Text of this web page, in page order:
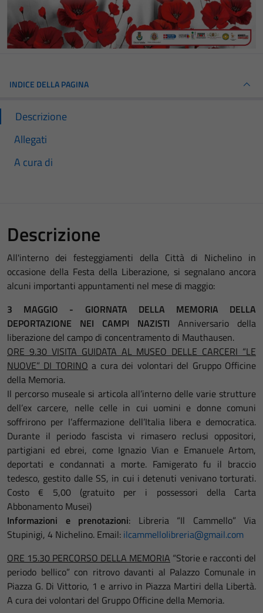
INDICE DELLA PAGINA
Descrizione
Allegati
A cura di
Descrizione
All'interno dei festeggiamenti della Città di Nichelino in
occasione della Festa della Liberazione, si segnalano ancora
alcuni importanti appuntamenti nel mese di maggio:
3 MAGGIO - GIORNATA DELLA MEMORIA DELLA
DEPORTAZIONE NEI CAMPI NAZISTI Anniversario della
liberazione del campo di concentramento di Mauthausen.
ORE 9.30 VISITA GUIDATA AL MUSEO DELLE CARCERI “LE
NUOVE” DI TORINO a cura dei volontari del Gruppo Officine
della Memoria.
Il percorso museale si articola all’interno delle varie strutture
dell’ex carcere, nelle celle in cui uomini e donne comuni
soffrirono per l’affermazione dell’Italia libera e democratica.
Durante il periodo fascista vi rimasero reclusi oppositori,
partigiani ed ebrei, come Ignazio Vian e Emanuele Artom,
deportati e condannati a morte. Famigerato fu il braccio
tedesco, gestito dalle SS, in cui i detenuti venivano torturati.
Costo € 5,00 (gratuito per i possessori della Carta
Abbonamento Musei)
Informazioni e prenotazioni: Libreria “Il Cammello” Via
Stupinigi, 4 Nichelino. Email: ilcammellolibreria@gmail.com
ORE 15.30 PERCORSO DELLA MEMORIA “Storie e racconti del
periodo bellico” con ritrovo davanti al Palazzo Comunale in
Piazza G. Di Vittorio, 1 e arrivo in Piazza Martiri della Libertà.
A cura dei volontari del Gruppo Officine della Memoria.